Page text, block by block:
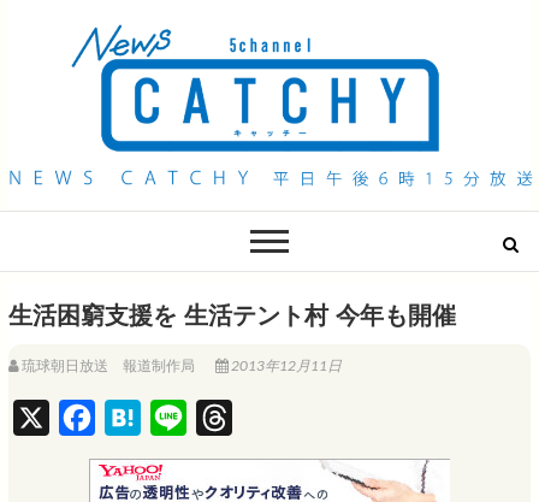
QAB NEWS Headline
生活困窮支援を 生活テント村 今年も開催
琉球朝日放送 報道制作局 2013年12月11日
a
c
H
a
t
i
n
h
r